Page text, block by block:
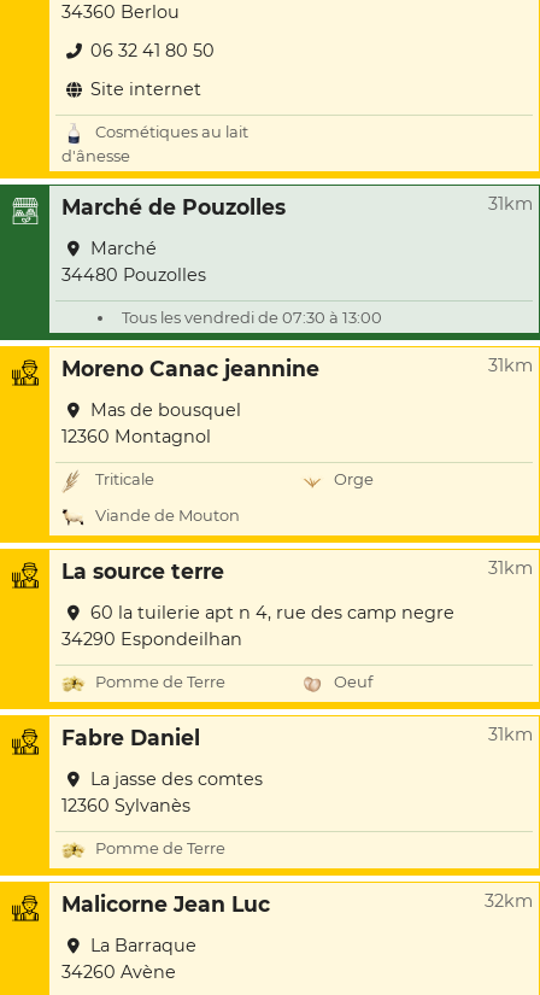
34360 Berlou
06 32 41 80 50
Site internet
Cosmétiques au lait
d'ânesse
Marché de Pouzolles 31km
Marché
34480 Pouzolles
Tous les vendredi de 07:30 à 13:00
Moreno Canac jeannine 31km
Mas de bousquel
12360 Montagnol
Triticale
Orge
Viande de Mouton
La source terre 31km
60 la tuilerie apt n 4, rue des camp negre
34290 Espondeilhan
Pomme de Terre Oeuf
Fabre Daniel 31km
La jasse des comtes
12360 Sylvanès
Pomme de Terre
Malicorne Jean Luc 32km
La Barraque
34260 Avène